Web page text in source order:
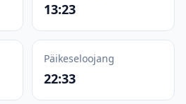
13:23
Päikeseloojang
22:33